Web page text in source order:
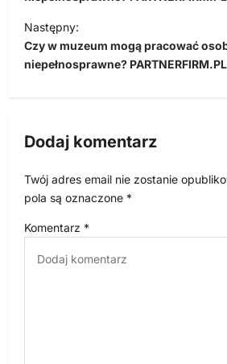
i
g
a
a
w
p
i
Następny:
Czy w muzeum mogą pracować
niepełnosprawne? PARTNERFIRM.PL
Dodaj komentarz
Twój adres email nie zostanie
pola są oznaczone *
Komentarz *